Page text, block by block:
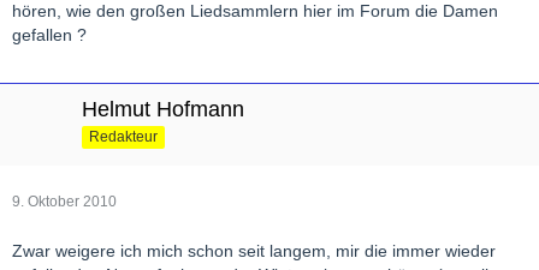
hören, wie den großen Liedsammlern hier im Forum die Damen
gefallen ?
Helmut Hofmann
Redakteur
9. Oktober 2010
Zwar weigere ich mich schon seit langem, mir die immer wieder